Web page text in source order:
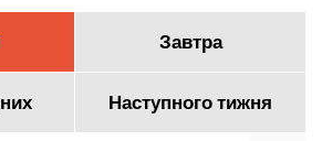
Завтра
Наступного тижня